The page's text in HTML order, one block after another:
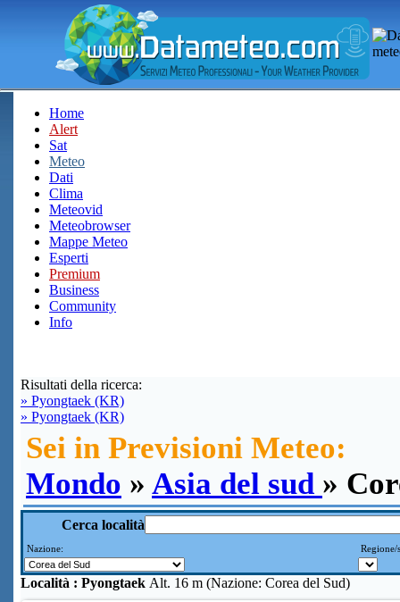
Home
Alert
Sat
Meteo
Dati
Clima
Meteovid
Meteobrowser
Mappe Meteo
Esperti
Premium
Business
Community
Info
Risultati della ricerca:
» Pyongtaek (KR)
» Pyongtaek (KR)
Sei in Previsioni Meteo:
Mondo » Asia del sud »
Cerca località
Nazione:
Località : Pyongtaek Alt. 16 m (Nazione: Corea del Sud)